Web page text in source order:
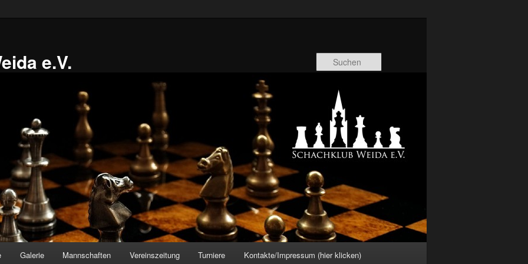
e.V.
Galerie Mannschaften Vereinszeitung Turniere Kontakte/Impressum (hier klicken)